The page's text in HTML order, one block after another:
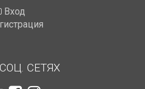
Вход
СЕТЯХ